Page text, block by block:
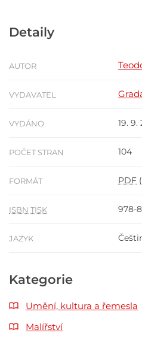
Detaily
AUTOR
VYDAVATEL
VYDÁNO 19. 9.
POČET STRAN 104
FORMÁT PDF
ISBN TISK 978-
JAZYK
Kategorie
Umění, kultura a řemesla
Malířství